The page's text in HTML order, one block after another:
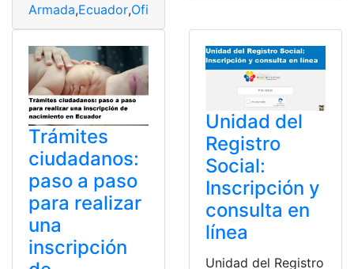
Armada,Ecuador,Oficiales
Trámites
ciudadanos:
paso a paso
para realizar
una
inscripción
Unidad del
Registro
Social:
Inscripción y
consulta en
línea
Unidad del Registro